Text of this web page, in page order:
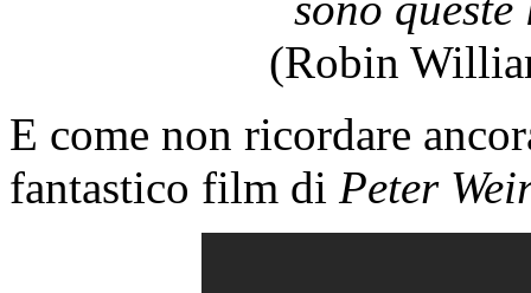
(Robin
E come non ricordare
fantastico film di Peter